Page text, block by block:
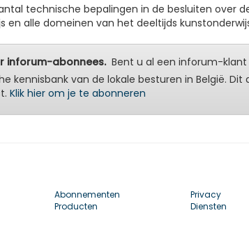
technische bepalingen in de besluiten over
en alle domeinen van het deeltijds
inforum-abonnees.Bent u al een inforum-klant
kennisbank van de lokale besturen in België.
Klik hier om je te abonneren
Abonnementen
Producten
Privacy
Diensten